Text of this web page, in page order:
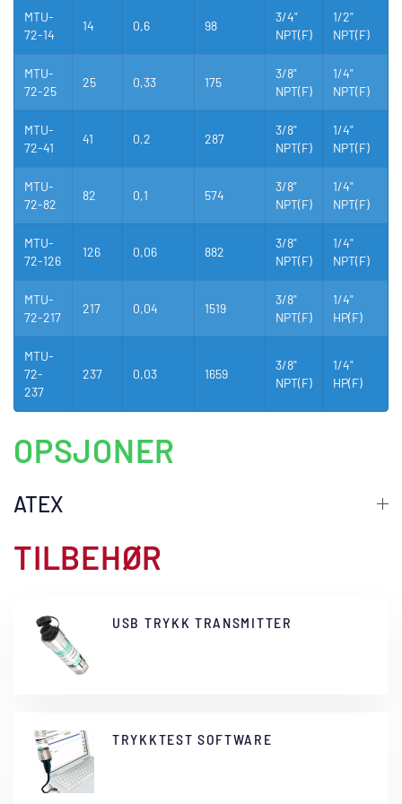
MTU-
72-14
14 0,6 98
3/4"
NPT(F)
1/2"
NPT(F)
MTU-
72-25
25 0,33 175
3/8"
NPT(F)
1/4"
NPT(F)
MTU-
72-41
41 0,2 287
3/8"
NPT(F)
1/4"
NPT(F)
MTU-
72-82
82 0,1 574
3/8"
NPT(F)
1/4"
NPT(F)
MTU-
72-126
126 0,06 882
3/8"
NPT(F)
1/4"
NPT(F)
MTU-
72-217
217 0,04 1519
3/8"
NPT(F)
1/4"
HP(F)
MTU-
72-
237
237 0,03 1659
3/8"
NPT(F)
1/4"
HP(F)
OPSJONER
ATEX
TILBEHØR
USB TRYKK TRANSMITTER
TRYKKTEST SOFTWARE